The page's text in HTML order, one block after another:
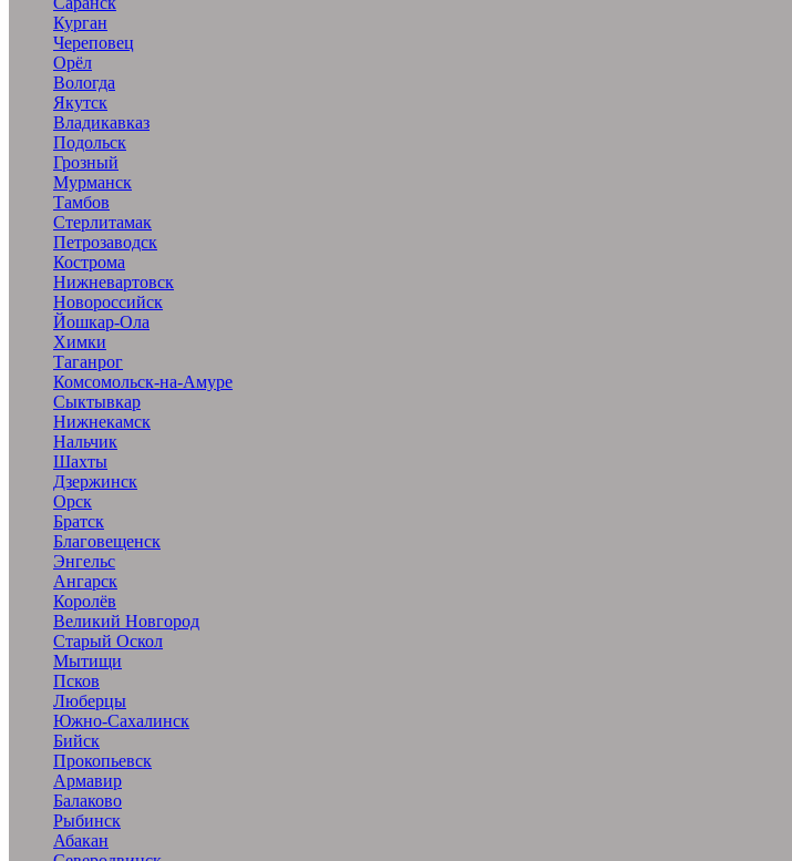
Курган
Череповец
Орёл
Вологда
Якутск
Владикавказ
Подольск
Грозный
Мурманск
Тамбов
Стерлитамак
Петрозаводск
Кострома
Нижневартовск
Новороссийск
Йошкар-Ола
Химки
Таганрог
Комсомольск-на-Амуре
Сыктывкар
Нижнекамск
Нальчик
Шахты
Дзержинск
Орск
Братск
Благовещенск
Энгельс
Ангарск
Королёв
Великий Новгород
Старый Оскол
Мытищи
Псков
Люберцы
Южно-Сахалинск
Бийск
Прокопьевск
Армавир
Балаково
Рыбинск
Абакан